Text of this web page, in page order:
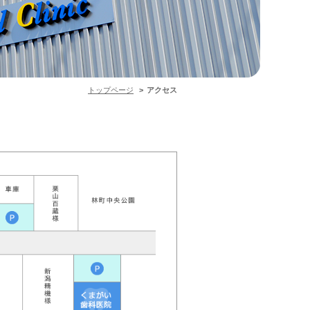
トップページ アクセス